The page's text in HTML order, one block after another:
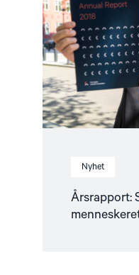
Nyhet
Årsrapport: